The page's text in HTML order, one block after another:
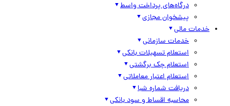
درگاه‌های پرداخت واسط
پیشخوان مجازی
خدمات مالی
خدمات سازمانی
استعلام تسهیلات بانکی
استعلام چک برگشتی
استعلام اعتبار معاملاتی
دریافت شماره شبا
محاسبه اقساط و سود بانکی